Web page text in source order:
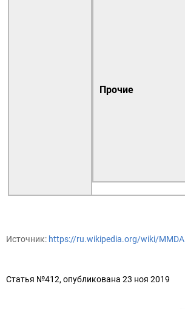
Прочие
Источник: https://ru.wikipedia.org/wiki/MMDA
Статья №412, опубликована 23 ноя 2019